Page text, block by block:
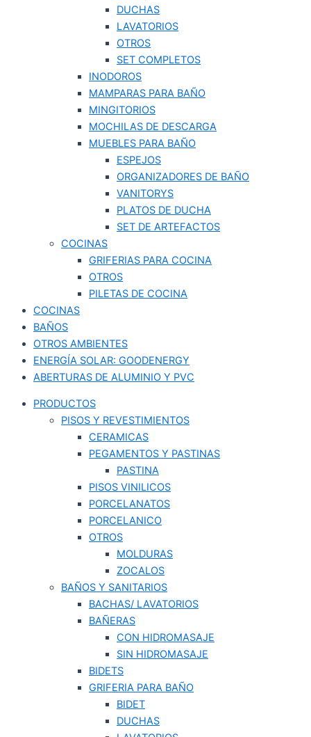
DUCHAS
LAVATORIOS
OTROS
SET COMPLETOS
INODOROS
MAMPARAS PARA BAÑO
MINGITORIOS
MOCHILAS DE DESCARGA
MUEBLES PARA BAÑO
ESPEJOS
ORGANIZADORES DE BAÑO
VANITORYS
PLATOS DE DUCHA
SET DE ARTEFACTOS
COCINAS
GRIFERIAS PARA COCINA
OTROS
PILETAS DE COCINA
COCINAS
BAÑOS
OTROS AMBIENTES
ENERGÍA SOLAR: GOODENERGY
ABERTURAS DE ALUMINIO Y PVC
PRODUCTOS
PISOS Y REVESTIMIENTOS
CERAMICAS
PEGAMENTOS Y PASTINAS
PASTINA
PISOS VINILICOS
PORCELANATOS
PORCELANICO
OTROS
MOLDURAS
ZOCALOS
BAÑOS Y SANITARIOS
BACHAS/ LAVATORIOS
BAÑERAS
CON HIDROMASAJE
SIN HIDROMASAJE
BIDETS
GRIFERIA PARA BAÑO
BIDET
DUCHAS